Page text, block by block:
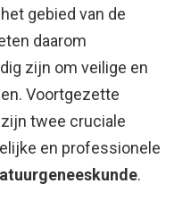
gebied van de
daarom
zijn om veilige en
Voortgezette
twee cruciale
en professionele
.